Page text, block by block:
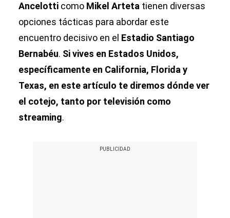
Ancelotti como Mikel Arteta tienen diversas
opciones tácticas para abordar este
encuentro decisivo en el Estadio Santiago
Bernabéu. Si vives en Estados Unidos,
específicamente en California, Florida y
Texas, en este artículo te diremos dónde ver
el cotejo, tanto por televisión como
streaming.